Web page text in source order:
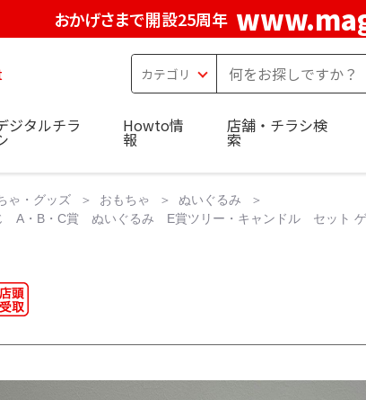
おかげさまで開設25周年
ジタルチラ Howto情
報
店舗・チラシ検
索
ゃ・グッズ おもちゃ
ぬいぐるみ
A・B・C賞 ぬいぐるみ E賞ツリー・キャンドル セット ゲ